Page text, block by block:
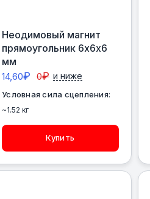
Неодимовый магнит
прямоугольник 6х6х6
мм
14,60₽ 0₽ и ниже
Условная сила сцепления:
~1.52 кг
Купить